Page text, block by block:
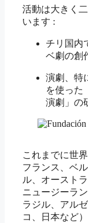
活動は大きく
います :
チリ国内
ベ劇の創
演劇、特
を使った
演劇」の
これまでに世
フランス、ベ
ル、オースト
ニュージーラ
ラジル、アル
コ、日本など